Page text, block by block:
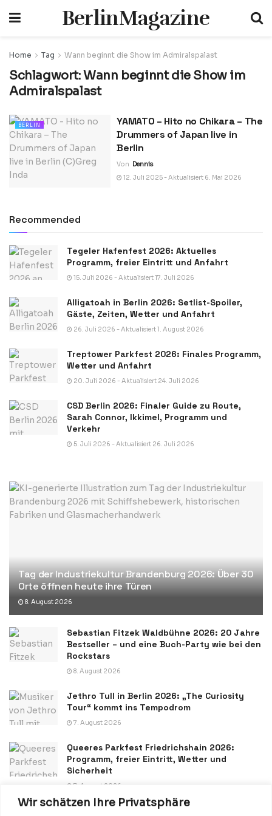
Wir schätzen Ihre Privatsphäre
BerlinMagazine
Home Tag Wann beginnt die Show im Admiralspalast
Schlagwort:Wann beginnt die Show im
Admiralspalast
BERLIN
YAMATO – Hito no Chikara – The
Drummers of Japan live in
Berlin
Von Dennis
12. Juli 2025 - Aktualisiert 6. Mai 2026
Recommended
Tegeler Hafenfest 2026: Aktuelles
Programm, freier Eintritt und Anfahrt
15. Juli 2026 - Aktualisiert 17. Juli 2026
Alligatoah in Berlin 2026: Setlist-Spoiler,
Gäste, Zeiten, Wetter und Anfahrt
26. Juli 2026 - Aktualisiert 1. August 2026
Treptower Parkfest 2026: Finales Programm,
Wetter und Anfahrt
20. Juli 2026 - Aktualisiert 24. Juli 2026
CSD Berlin 2026: Finaler Guide zu Route,
Sarah Connor, Ikkimel, Programm und
Verkehr
5. Juli 2026 - Aktualisiert 26. Juli 2026
Tag der Industriekultur Brandenburg 2026: Über 30
Orte öffnen heute ihre Türen
8. August 2026
Sebastian Fitzek Waldbühne 2026: 20 Jahre
Bestseller – und eine Buch-Party wie bei den
Rockstars
8. August 2026
Jethro Tull in Berlin 2026: „The Curiosity
Tour“ kommt ins Tempodrom
7. August 2026
Queeres Parkfest Friedrichshain 2026:
Programm, freier Eintritt, Wetter und
Sicherheit
7. August 2026